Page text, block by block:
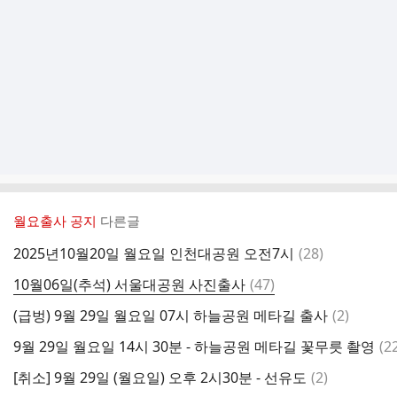
월요출사 공지 다른글
2025년10월20일 월요일 인천대공원 오전7시 댓
(28)
10월06일(추석) 서울대공원 사진출사 댓
글
(47)
(급벙) 9월 29일 월요일 07시 하늘공원 메타길 출사 댓
(2)
9월 29일 월요일 14시 30분 - 하늘공원 메타길 꽃무릇 촬영 댓
(
[취소] 9월 29일 (월요일) 오후 2시30분 - 선유도 댓
(2)